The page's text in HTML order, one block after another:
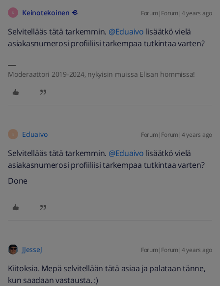
K Keinotekoinen Forum|Forum|4 years ago
Selvitellääs tätä tarkemmin. @Eduaivo lisäätkö vielä
asiakasnumerosi profiiliisi tarkempaa tutkintaa varten?
Moderaattori 2019-2024, nykyisin muissa Elisan hommissa!
E Eduaivo Forum|Forum|4 years ago
Selvitellääs tätä tarkemmin. @Eduaivo lisäätkö vielä
asiakasnumerosi profiiliisi tarkempaa tutkintaa varten?
Done
JJesseJ Forum|Forum|4 years ago
Kiitoksia. Mepä selvitellään tätä asiaa ja palataan tänne,
kun saadaan vastausta. :)